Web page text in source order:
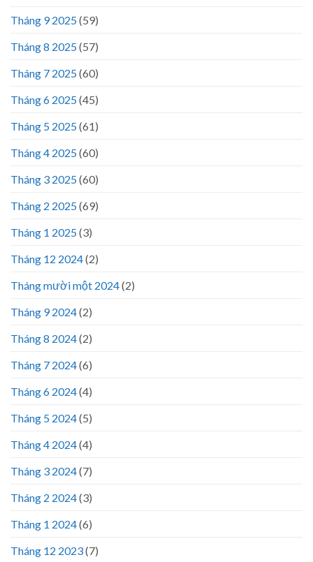
Tháng 9 2025(59)
Tháng 8 2025(57)
Tháng 7 2025(60)
Tháng 6 2025(45)
Tháng 5 2025(61)
Tháng 4 2025(60)
Tháng 3 2025(60)
Tháng 2 2025(69)
Tháng 1 2025(3)
Tháng 12 2024(2)
Tháng mười một 2024(2)
Tháng 9 2024(2)
Tháng 8 2024(2)
Tháng 7 2024(6)
Tháng 6 2024(4)
Tháng 5 2024(5)
Tháng 4 2024(4)
Tháng 3 2024(7)
Tháng 2 2024(3)
Tháng 1 2024(6)
Tháng 12 2023(7)